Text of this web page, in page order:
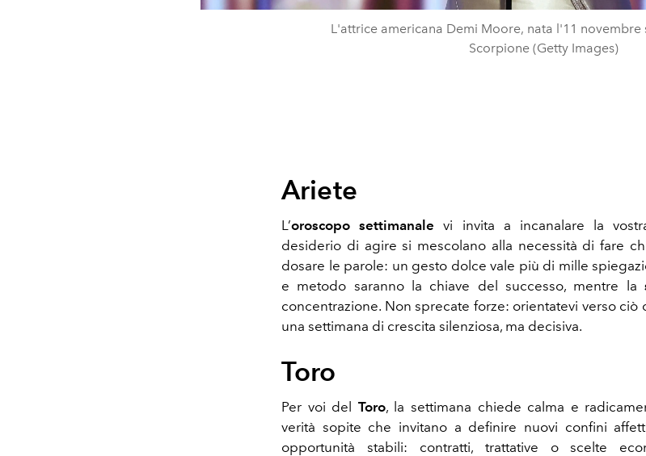
L'attrice americana Demi Moore, nata l'11
Scorpione (Getty Images)
Ariete
L’oroscopo settimanale vi invita a incanalare la
desiderio di agire si mescolano alla necessità di fare
dosare le parole: un gesto dolce vale più di mille
e metodo saranno la chiave del successo, mentre la
concentrazione. Non sprecate forze: orientatevi verso ciò
una settimana di crescita silenziosa, ma decisiva.
Toro
Per voi del Toro, la settimana chiede calma e
verità sopite che invitano a definire nuovi confini
opportunità stabili: contratti, trattative o scelte